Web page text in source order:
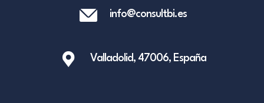
info@consultbi.es
Valladolid, 47006, España